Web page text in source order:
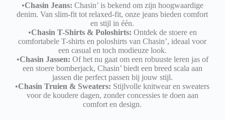
•Chasin Jeans: Chasin’ is bekend om zijn hoogwaardige
denim. Van slim-fit tot relaxed-fit, onze jeans bieden comfort
en stijl in één.
•Chasin T-Shirts & Poloshirts: Ontdek de stoere en
comfortabele T-shirts en poloshirts van Chasin’, ideaal voor
een casual en toch modieuze look.
•Chasin Jassen: Of het nu gaat om een robuuste leren jas of
een stoere bomberjack, Chasin’ biedt een breed scala aan
jassen die perfect passen bij jouw stijl.
•Chasin Truien & Sweaters: Stijlvolle knitwear en sweaters
voor de koudere dagen, zonder concessies te doen aan
comfort en design.